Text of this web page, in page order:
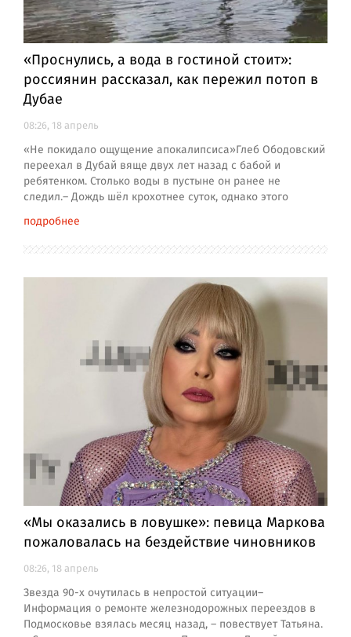
«Проснулись, а вода в гостиной стоит»:
россиянин рассказал, как пережил потоп в
Дубае
08:26, 18 апрель
«Не покидало ощущение апокалипсиса»Глеб Ободовский
переехал в Дубай вяще двух лет назад с бабой и
ребятенком. Столько воды в пустыне он ранее не
следил.– Дождь шёл крохотнее суток, однако этого
подробнее
«Мы оказались в ловушке»: певица Маркова
пожаловалась на бездействие чиновников
08:26, 18 апрель
Звезда 90-х очутилась в непростой ситуации–
Информация о ремонте железнодорожных переездов в
Подмосковье взялась месяц назад, – повествует Татьяна.